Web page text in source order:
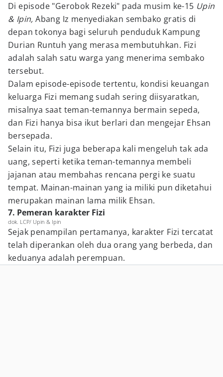
Di episode "Gerobok Rezeki" pada musim ke-15 Upin
& Ipin,Abang Iz menyediakan sembako gratis di
depan tokonya bagi seluruh penduduk Kampung
Durian Runtuh yang merasa membutuhkan. Fizi
adalah salah satu warga yang menerima sembako
tersebut.
Dalam episode-episode tertentu, kondisi keuangan
keluarga Fizi memang sudah sering diisyaratkan,
misalnya saat teman-temannya bermain sepeda,
dan Fizi hanya bisa ikut berlari dan mengejar Ehsan
bersepada.
Selain itu, Fizi juga beberapa kali mengeluh tak ada
uang, seperti ketika teman-temannya membeli
jajanan atau membahas rencana pergi ke suatu
tempat. Mainan-mainan yang ia miliki pun diketahui
merupakan mainan lama milik Ehsan.
7. Pemeran karakter Fizi
dok. LCP/ Upin & Ipin
Sejak penampilan pertamanya, karakter Fizi tercatat
telah diperankan oleh dua orang yang berbeda, dan
keduanya adalah perempuan.